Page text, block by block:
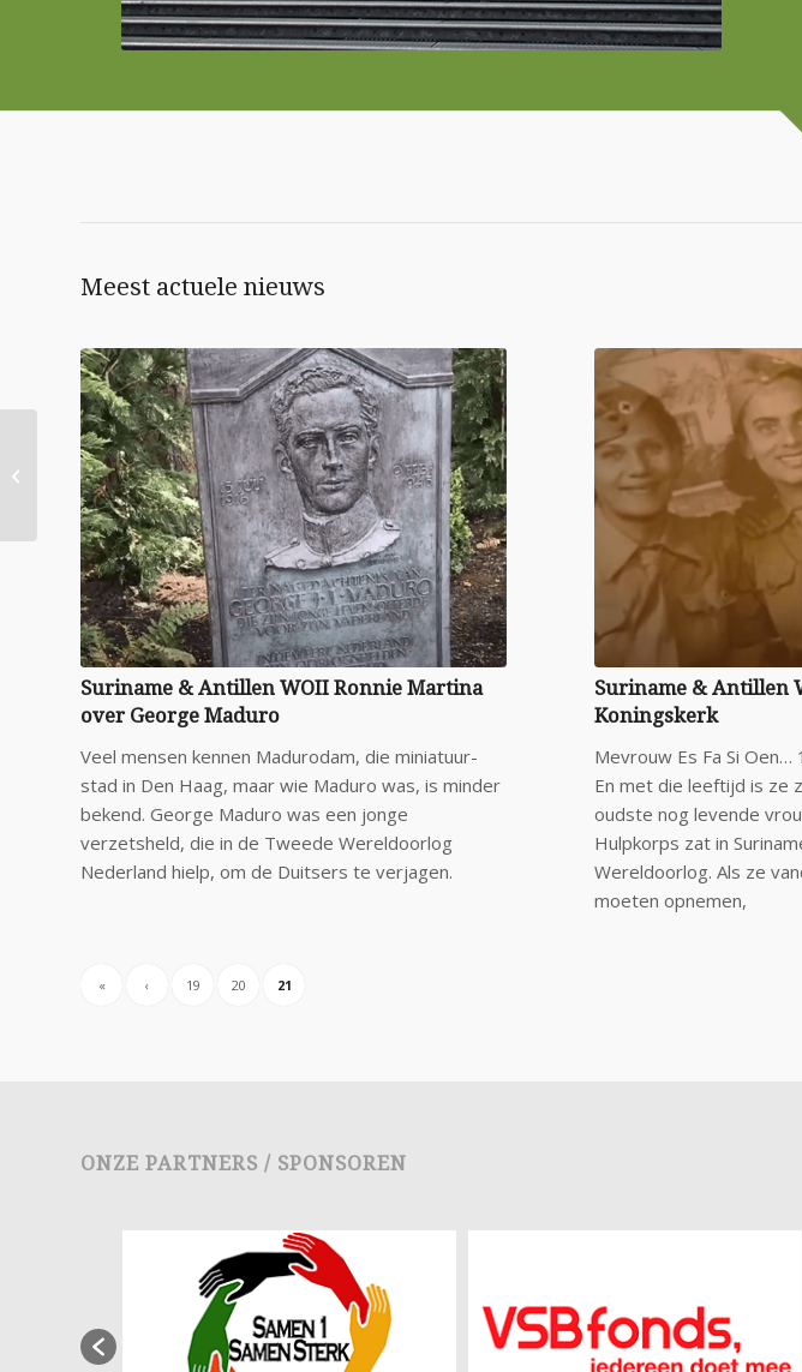
Meest actuele nieuws
Suriname & Antillen WOII Ronnie Martina
over George Maduro
Veel mensen kennen Madurodam, die miniatuur-
stad in Den Haag, maar wie Maduro was, is minder
bekend. George Maduro was een jonge
verzetsheld, die in de Tweede Wereldoorlog
Nederland hielp, om de Duitsers te verjagen.
Suriname & Antillen
Koningskerk
Mevrouw Es Fa Si Oen…
En met die leeftijd is ze
oudste nog levende
Hulpkorps zat in
Wereldoorlog. Als ze
moeten opnemen,
« ‹ 19 20 21
ONZE PARTNERS / SPONSOREN
Besmettelijke ziekte
en stigmatisering